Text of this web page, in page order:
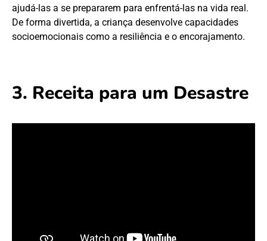
ajudá-las a se prepararem para enfrentá-las na vida real.
De forma divertida, a criança desenvolve capacidades
socioemocionais como a resiliência e o encorajamento.
3. Receita para um Desastre